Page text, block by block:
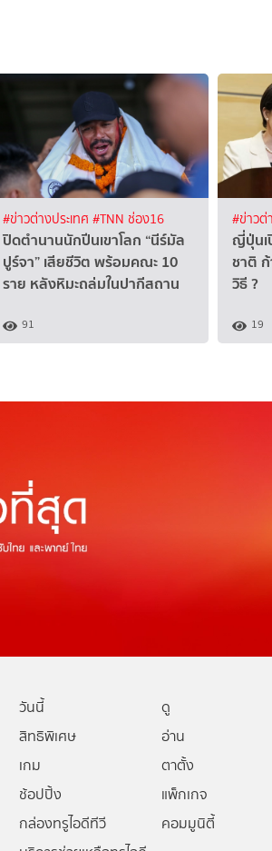
#ข่าวต่างประเทศ #TNN ช่อง16
ปิดตำนานนักปีนเขาโลก “นีร์มัล
ปูร์จา” เสียชีวิต พร้อมคณะ 10
ราย หลังหิมะถล่มในปากีสถาน
91
#ข่าวต่
ญี่ปุ่นเ
ชาติ
วิธี ?
19
วันนี้
ดู
สิทธิพิเศษ
อ่าน
เกม
ตาตั้ง
ช้อปปิ้ง
แพ็กเกจ
กล่องทรูไอดีทีวี
คอมมูนิตี้